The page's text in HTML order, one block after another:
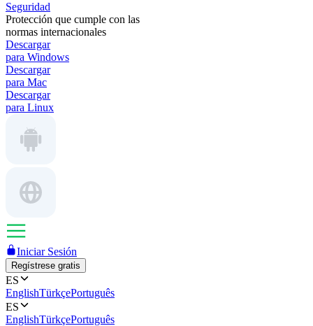
Seguridad
Protección que cumple con las
normas internacionales
Descargar
para Windows
Descargar
para Mac
Descargar
para Linux
Iniciar Sesión
Regístrese gratis
ES
EnglishTürkçePortuguês
ES
EnglishTürkçePortuguês